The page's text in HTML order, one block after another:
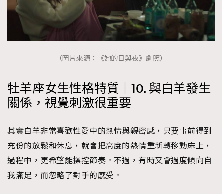
（圖片來源：《她的日與夜》劇照）
牡羊座女生性格特質｜10. 與白羊發生
關係，視覺刺激很重要
其實白羊非常喜歡性愛中的熱情與親密感，只要事前得到
充份的放鬆和休息，就會把高度的熱情重新轉移動床上，
過程中，更希望能操控節奏。不過，有時又會過度傾向自
我滿足，而忽略了對手的感受。